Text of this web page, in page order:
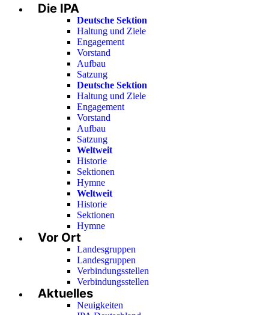
Menu
Die IPA
Deutsche Sektion
Haltung und Ziele
Engagement
Vorstand
Aufbau
Satzung
Deutsche Sektion
Haltung und Ziele
Engagement
Vorstand
Aufbau
Satzung
Weltweit
Historie
Sektionen
Hymne
Weltweit
Historie
Sektionen
Hymne
Vor Ort
Landesgruppen
Landesgruppen
Verbindungsstellen
Verbindungsstellen
Aktuelles
Neuigkeiten